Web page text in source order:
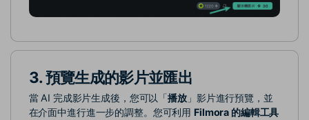
3.預覽生成的影片並匯出
當 AI 完成影片生成後，您可以「播放」影片進行預覽，並
在介面中進行進一步的調整。您可利用 Filmora 的編輯工具